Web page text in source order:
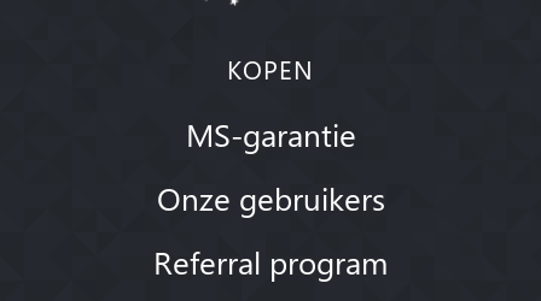
KOPEN
MS-garantie
Onze gebruikers
Referral program